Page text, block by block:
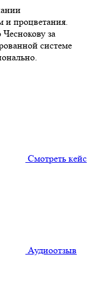
и процветания.
за
системе
Смотреть кейс
Аудиоотзыв